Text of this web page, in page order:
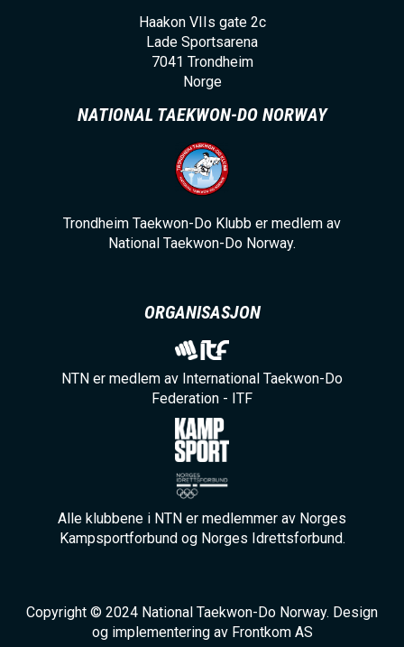
Haakon VIIs gate 2c
Lade Sportsarena
7041 Trondheim
Norge
NATIONAL TAEKWON-DO NORWAY
Trondheim Taekwon-Do Klubb er medlem av
National Taekwon-Do Norway.
ORGANISASJON
NTN er medlem av International Taekwon-Do
Federation - ITF
Alle klubbene i NTN er medlemmer av Norges
Kampsportforbund og Norges Idrettsforbund.
Copyright © 2024 National Taekwon-Do Norway. Design
og implementering av Frontkom AS